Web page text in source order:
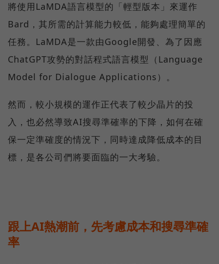
將使用LaMDA語言模型的「輕型版本」來運作
Bard，其所需的計算能力較低，能夠處理簡單的
任務。LaMDA是一款由Google開發、為了因應
ChatGPT攻勢的對話程式語言模型（Language
Model for Dialogue Applications）。
然而，較小規模的運作正代表了較少晶片的投
入，也必然導致AI搜尋準確率的下降，如何在確
保一定準確度的情況下，同時達成降低成本的目
標，是各公司們將要面臨的一大考驗。
跟上AI熱潮前，先考慮成本和搜尋準確
率